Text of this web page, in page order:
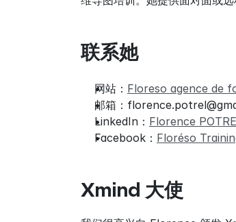
联系她
网站： Floreso agence de
邮箱：
LinkedIn： Florence
Facebook： Floréso
Xmind 大使